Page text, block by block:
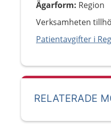
Ägarform: Region
Verksamheten
Patientavgifter i
RELATERADE